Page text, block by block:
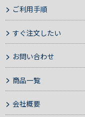
ご利用手順
すぐ注文したい
お問い合わせ
商品一覧
会社概要